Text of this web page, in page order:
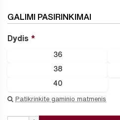
GALIMI PASIRINKIMAI
Dydis
36
38
40
Patikrinkite gaminio matmenis